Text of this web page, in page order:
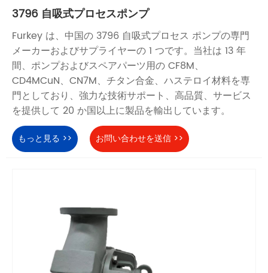
3796 自吸式プロセスポンプ
Furkey は、中国の 3796 自吸式プロセス ポンプの専門
メーカーおよびサプライヤーの 1 つです。当社は 13 年
間、ポンプおよびスペアパーツ用の CF8M、
CD4MCuN、CN7M、チタン合金、ハステロイ材料を専
門としており、強力な技術サポート、高品質、サービス
を提供して 20 か国以上に製品を輸出しています。
もっと見る >> お問い合わせを送信 >>